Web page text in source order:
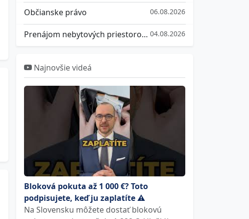
Občianske právo 06.08.2026
Prenájom nebytových priestorov a ich vrátenie 04.08.2026
Najnovšie videá
Bloková pokuta až 1 000 €? Toto
podpisujete, keď ju zaplatíte ⚠️
Na Slovensku môžete dostať blokovú